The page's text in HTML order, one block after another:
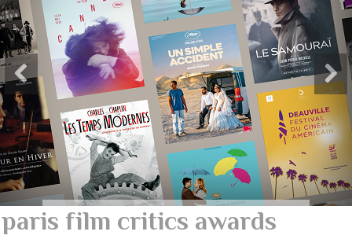
paris film critics awards